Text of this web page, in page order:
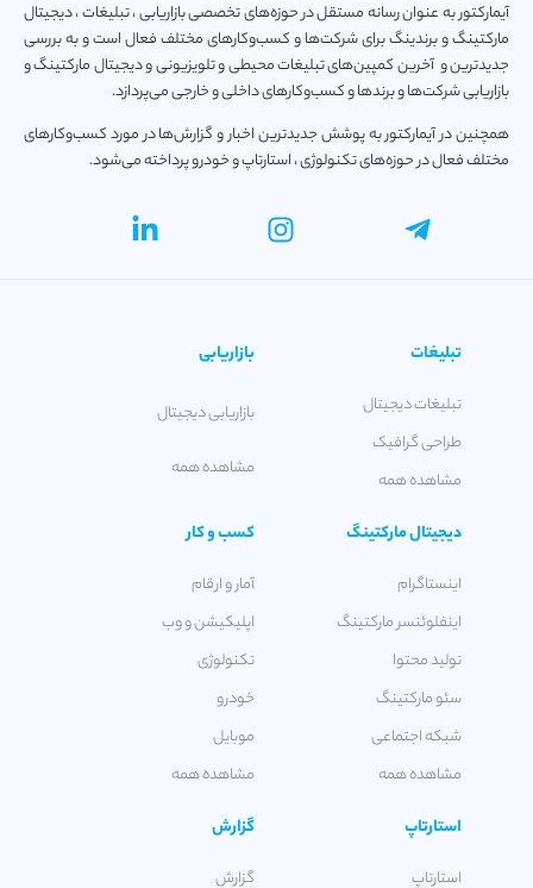
آیمارکتور به عنوان رسانه مستقل در حوزه‌های تخصصی بازاریابی ، تبلیغات ، دیجیتال
مارکتینگ و برندینگ برای شرکت‌ها و کسب‌و‌کارهای مختلف فعال است و به بررسی
جدیدترین و آخرین کمپین‌های تبلیغات محیطی و تلویزیونی و دیجیتال مارکتینگ و
بازاریابی شرکت‌ها و برندها و کسب‌و‌کارهای داخلی و خارجی می‌پردازد.
همچنین در آیمارکتور به پوشش جدیدترین اخبار و گزارش‌ها در مورد کسب‌و‎کارهای
مختلف فعال در حوزه‌های تکنولوژی ، استارتاپ و خودرو پرداخته می‌شود.
تبلیغات
تبلیغات دیجیتال
طراحی گرافیک
مشاهده همه
بازاریابی
بازاریابی دیجیتال
مشاهده همه
دیجیتال مارکتینگ
اینستاگرام
اینفلوئنسر مارکتینگ
تولید محتوا
سئو مارکتینگ
شبکه اجتماعی
مشاهده همه
کسب و کار
آمار و ارقام
اپلیکیشن و وب
تکنولوژی
خودرو
موبایل
مشاهده همه
استارتاپ
استارتاپ
گزارش
گزارش